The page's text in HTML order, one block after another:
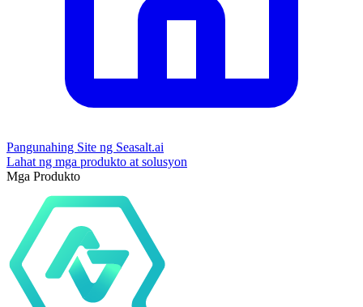
Pangunahing Site ng Seasalt.ai
Lahat ng mga produkto at solusyon
Mga Produkto